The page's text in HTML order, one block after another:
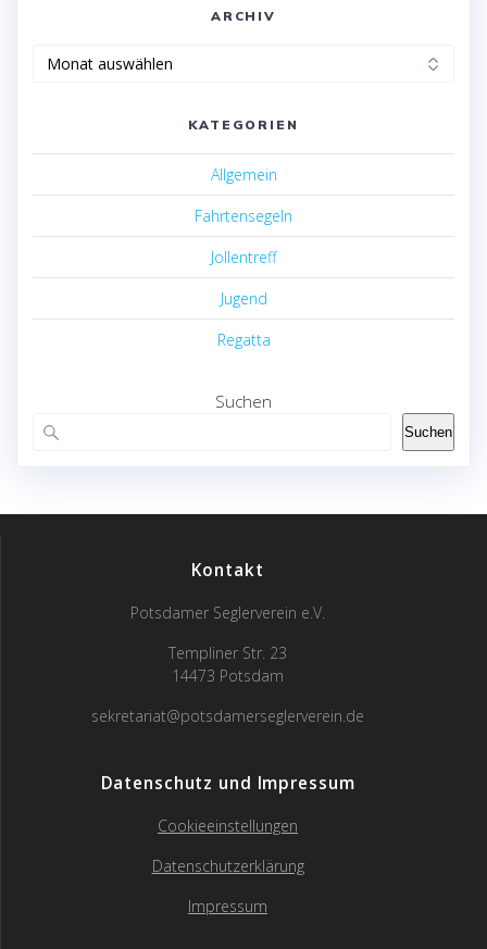
ARCHIV
KATEGORIEN
Allgemein
Fahrtensegeln
Jollentreff
Jugend
Regatta
Suchen
Suchen
Kontakt
Potsdamer Seglerverein e.V.
Templiner Str. 23
14473 Potsdam
sekretariat@potsdamerseglerverein.de
Datenschutz und Impressum
Cookieeinstellungen
Datenschutzerklärung
Impressum